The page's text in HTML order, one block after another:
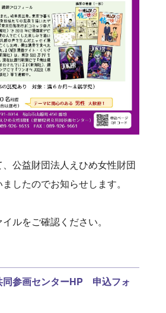
公益財団法人えひめ女性財団
したのでお知らせします。
ルをご確認ください。
同参画センターHP 申込フォ